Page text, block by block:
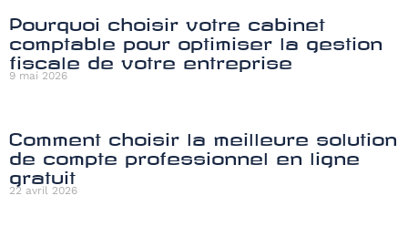
Pourquoi choisir votre cabinet
comptable pour optimiser la gestion
fiscale de votre entreprise
9 mai 2026
Comment choisir la meilleure solution
de compte professionnel en ligne
gratuit
22 avril 2026